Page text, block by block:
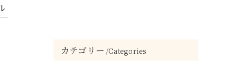
カテゴリー Categories